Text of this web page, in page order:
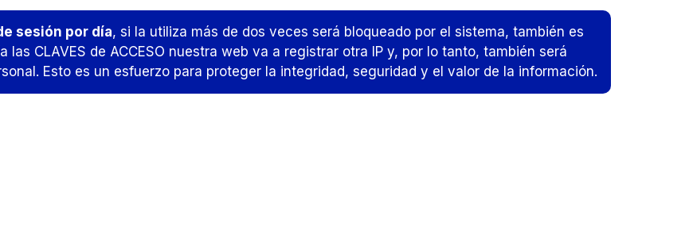
sesión por día, si la utiliza más de dos veces será bloqueado por el sistema, también es
CLAVES de ACCESO nuestra web va a registrar otra IP y, por lo tanto, también será
Esto es un esfuerzo para proteger la integridad, seguridad y el valor de la información.